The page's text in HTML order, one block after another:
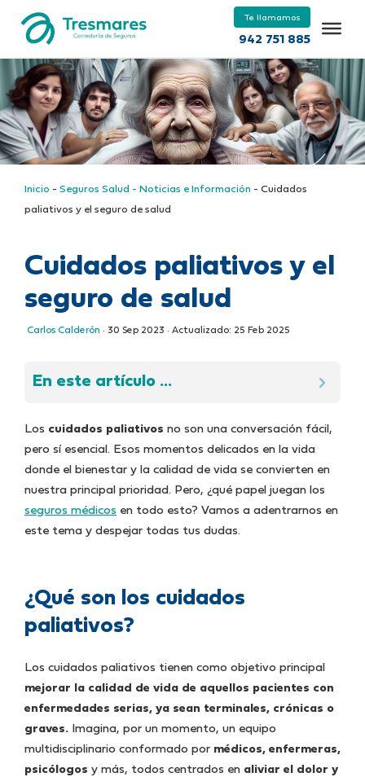
Te llamamos
942 751 885
Inicio - Seguros Salud - Noticias e Información - Cuidados
paliativos y el seguro de salud
Cuidados paliativos y el
seguro de salud
Carlos Calderón · 30 Sep 2023 · Actualizado: 25 Feb 2025
En este artículo ...
Los cuidados paliativos no son una conversación fácil,
pero sí esencial. Esos momentos delicados en la vida
donde el bienestar y la calidad de vida se convierten en
nuestra principal prioridad. Pero, ¿qué papel juegan los
seguros médicos en todo esto? Vamos a adentrarnos en
este tema y despejar todas tus dudas.
¿Qué son los cuidados
paliativos?
Los cuidados paliativos tienen como objetivo principal
mejorar la calidad de vida de aquellos pacientes con
enfermedades serias, ya sean terminales, crónicas o
graves. Imagina, por un momento, un equipo
multidisciplinario conformado por médicos, enfermeras,
psicólogos y más, todos centrados en aliviar el dolor y